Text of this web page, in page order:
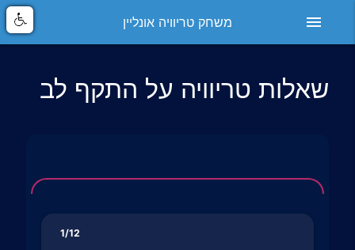
menu משחק טריוויה אונליין
שאלות טריוויה על התקף לב
1/12